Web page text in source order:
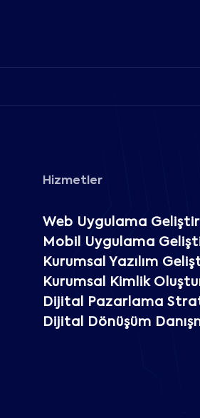
Hizmetler
Web Uygulama
Mobil Uygulama
Kurumsal Yazılım
Kurumsal Kimlik
Dijital Pazarlama
Dijital Dönüşüm